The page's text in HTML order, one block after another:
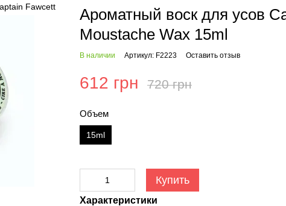
Ароматный воск для усов
Moustache Wax 15ml
В наличии Артикул: F2223 Оставить отзыв
612 грн 720 грн
Объем
15ml
Купить
Характеристики